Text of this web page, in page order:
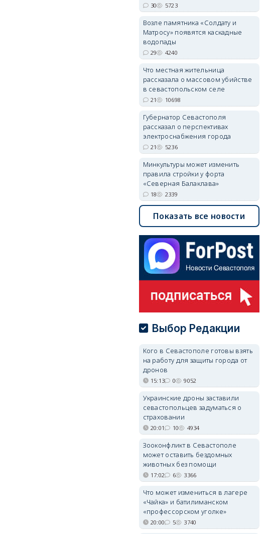
30 5723
Возле памятника «Солдату и
Матросу» появятся каскадные
водопады
29 4240
Что местная жительница
рассказала о массовом убийстве
в севастопольском селе
21 10698
Губернатор Севастополя
рассказал о перспективах
электроснабжения города
21 5236
Минкультуры может изменить
правила стройки у форта
«Северная Балаклава»
18 2339
Показать все новости
Выбор Редакции
Кого в Севастополе готовы взять
на работу для защиты города от
дронов
15:13 0 9052
Украинские дроны заставили
севастопольцев задуматься о
страховании
20:01 10 4934
Зооконфликт в Севастополе
может оставить бездомных
животных без помощи
17:02 6 3366
Что может измениться в лагере
«Чайка» и батилиманском
«профессорском уголке»
20:00 5 3740